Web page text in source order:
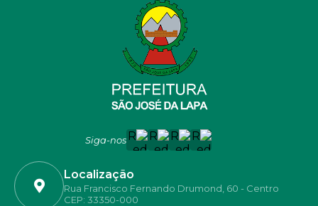
Siga-nos
Localização
Rua Francisco Fernando Drumond, 60 - Centro
CEP: 33350-000